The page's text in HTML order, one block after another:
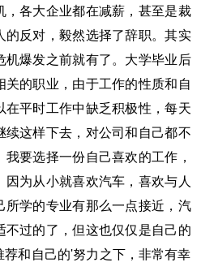
，各大企业都在减薪，甚至是裁
的反对，毅然选择了辞职。其实
机爆发之前就有了。大学毕业后
关的职业，由于工作的性质和自
在平时工作中缺乏积极性，每天
续这样下去，对公司和自己都不
要选择一份自己喜欢的工作，
为从小就喜欢汽车，喜欢与人
所学的专业有那么一点接近，汽
不过的了，但这也仅仅是自己的
和自己的'努力之下，非常有幸